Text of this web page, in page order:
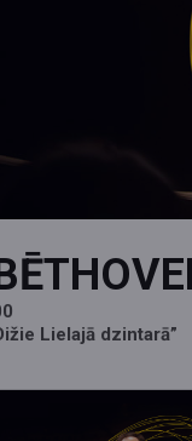
Lielajā dzintarā”